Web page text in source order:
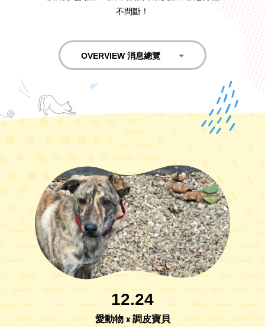
不間斷！
OVERVIEW 消息總覽
12.24
愛動物 x 調皮寶貝